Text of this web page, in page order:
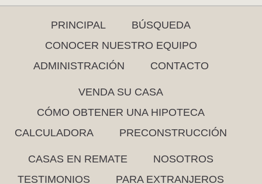
PRINCIPAL
BÚSQUEDA
CONOCER NUESTRO EQUIPO
ADMINISTRACIÓN
CONTACTO
VENDA SU CASA
CÓMO OBTENER UNA HIPOTECA
CALCULADORA
PRECONSTRUCCIÓN
CASAS EN REMATE
NOSOTROS
TESTIMONIOS
PARA EXTRANJEROS